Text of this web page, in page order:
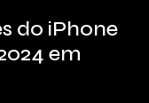
do iPhone
em